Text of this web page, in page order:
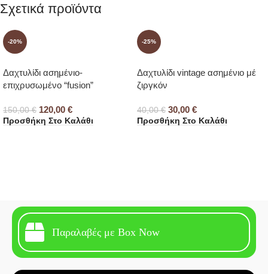
Σχετικά προϊόντα
-20%
Δαχτυλίδι ασημένιο-
επιχρυσωμένο “fusion”
150,00€ 120,00 €
Προσθήκη Στο Καλάθι
-25%
Δαχτυλίδι vintage ασημένιο μέ
ζιργκόν
40,00€ 30,00 €
Προσθήκη Στο Καλάθι
Παραλαβές με Box Now